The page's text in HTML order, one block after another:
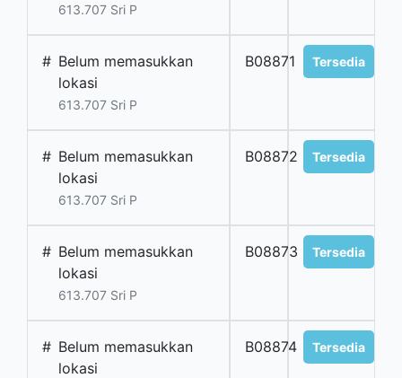
613.707 Sri P
# Belum memasukkan
lokasi
613.707 Sri P
B08871 Tersedia
# Belum memasukkan
lokasi
613.707 Sri P
B08872 Tersedia
# Belum memasukkan
lokasi
613.707 Sri P
B08873 Tersedia
# Belum memasukkan
lokasi
B08874 Tersedia